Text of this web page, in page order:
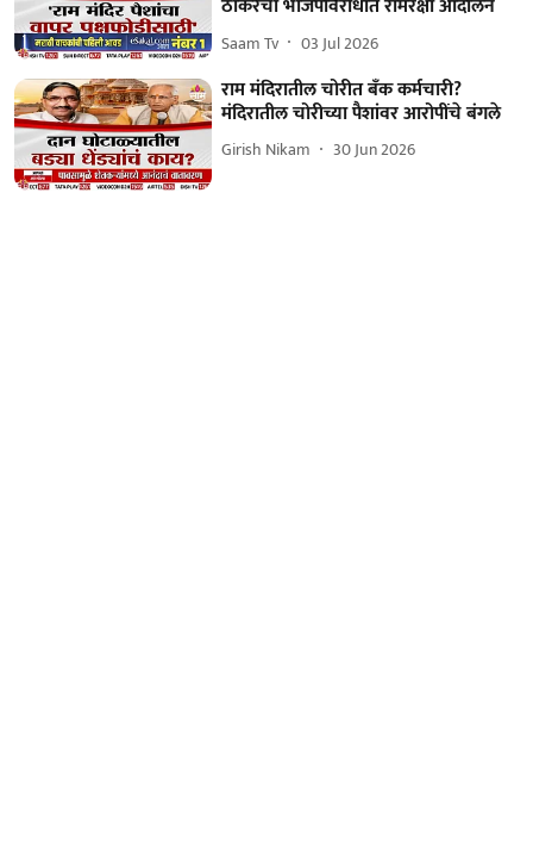
ठाकरेंचा भाजपविरोधात रामरक्षा आंदोलन
Saam Tv 03 Jul 2026
राम मंदिरातील चोरीत बँक कर्मचारी?
मंदिरातील चोरीच्या पैशांवर आरोपींचे बंगले
Girish Nikam 30 Jun 2026